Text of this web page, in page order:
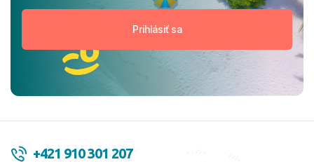
+421 910 301 207